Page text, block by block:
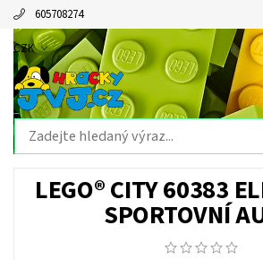
605708274
CZK
LEGO® CITY 60383
SPORTOVNÍ